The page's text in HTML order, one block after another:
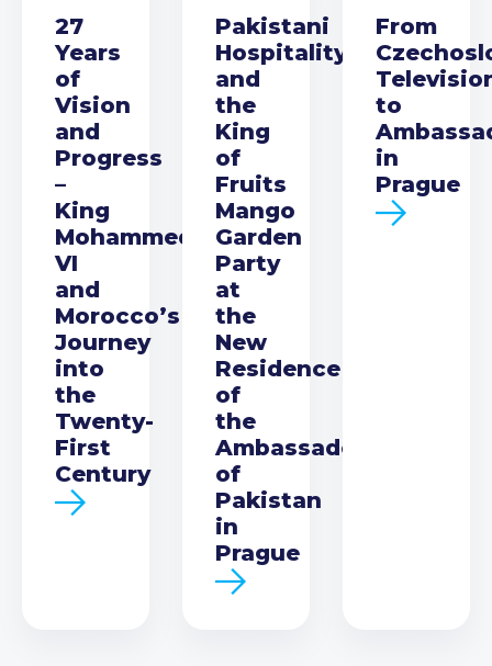
27
Years
of
Vision
and
Progress
–
King
Mohammed
VI
and
Morocco’s
Journey
into
the
Twenty-
First
Century
Pakistani
Hospitality
and
the
King
of
Fruits
Mango
Garden
Party
at
the
New
Residence
of
the
Ambassador
of
Pakistan
in
Prague
From
to
in
Prague